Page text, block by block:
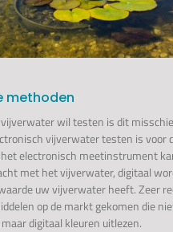
methoden
wil testen is dit
vijverwater testen is voor
electronisch meetinstrument
met het vijverwater, digitaal
uw vijverwater heeft. Zeer
op de markt gekomen die
digitaal kleuren uitlezen.